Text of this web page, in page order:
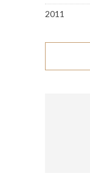
2011